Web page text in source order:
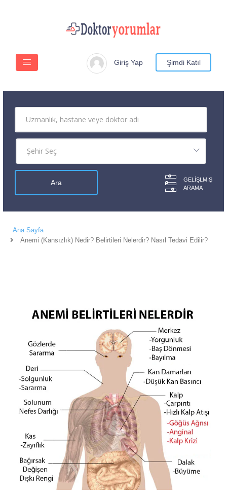
Giriş Yap Şimdi Katıl
GELIŞLMIŞ
ARAMA
Ana Sayfa
Anemi (Kansızlık) Nedir? Belirtileri Nelerdir? Nasıl Tedavi Edilir?